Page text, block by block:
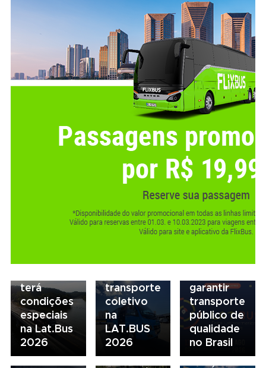
terá
condições
especiais
na Lat.Bus
2026
07/08/2026
Marcopolo
reforça
para
descarbonização
transporte
coletivo
na
LAT.BUS
2026
06/08/2026
Seminário
Nacional
NTU 2026
debate
novo
modelo
garantir
transporte
público de
qualidade
no Brasil
05/08/2026
Presidente
da FAESP
alerta para
gargalos
04/08/2026
Renovação
da frota
escolar
fortalece
03/08/2026
Volvo
inaugura
concessionária